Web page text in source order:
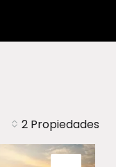
2 Propiedades